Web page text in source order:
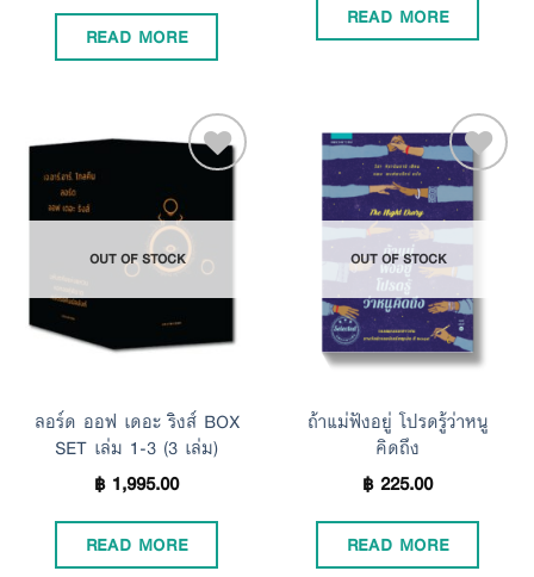
READ MORE
READ MORE
Wishlist
OUT OF STOCK
ลอร์ด ออฟ เดอะ ริงส์ BOX
SET เล่ม 1-3 (3 เล่ม)
฿1,995.00
READ MORE
Wishlist
OUT OF STOCK
ถ้าแม่ฟังอยู่ โปรดรู้ว่าหนู
คิดถึง
฿225.00
READ MORE